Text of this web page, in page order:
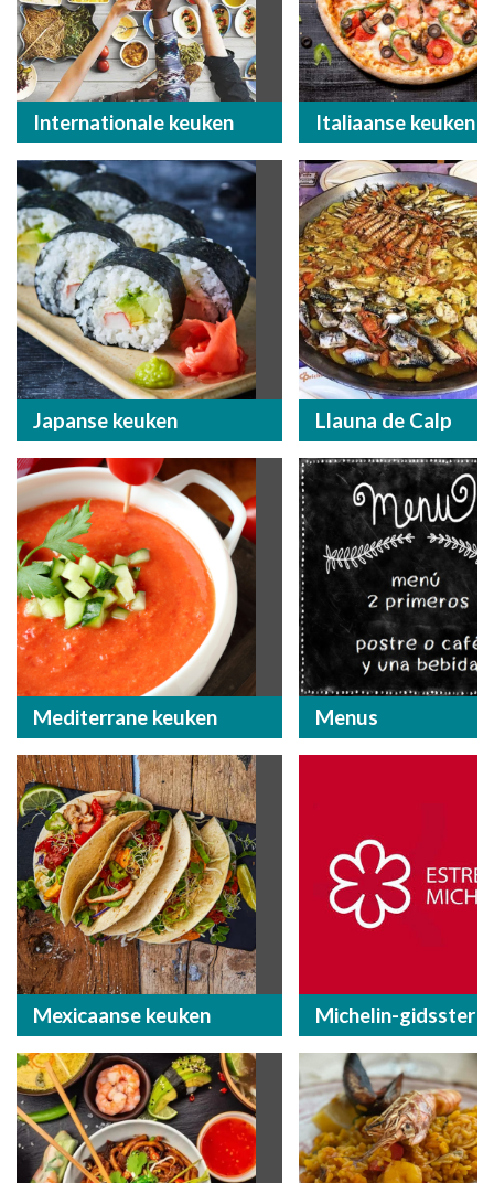
Internationale keuken Italiaanse keuken
Japanse keuken Llauna de Calp
Mediterrane keuken Menus
Mexicaanse keuken Michelin-gidsster